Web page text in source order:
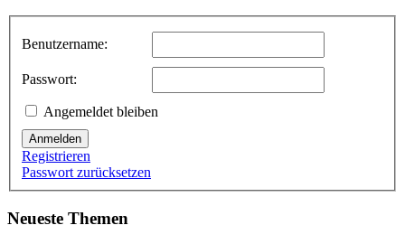
Benutzername:
Passwort:
Angemeldet bleiben
Anmelden
Registrieren
Passwort zurücksetzen
Neueste Themen